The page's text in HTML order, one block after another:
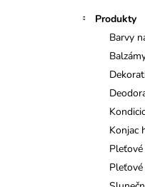
Produkty
Barvy
Konjac